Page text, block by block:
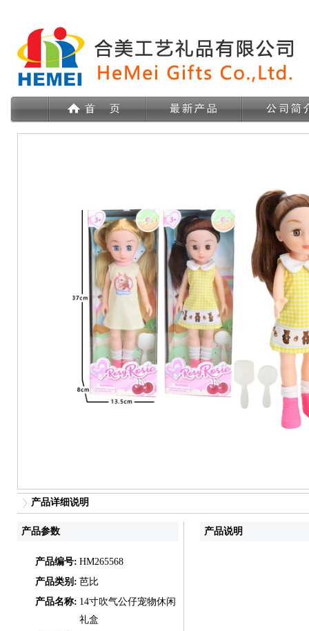
产品详细说明
产品参数
产品编号: HM265568
产品类别: 芭比
产品名称: 14寸吹气公仔宠物休闲
礼盒
产品说明